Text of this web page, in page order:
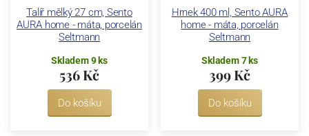
Talíř mělký 27 cm, Sento
AURA home - máta, porcelán
Seltmann
Skladem 9 ks
536 Kč
Do košíku
Hrnek 400 ml, Sento AURA
home - máta, porcelán
Seltmann
Skladem 7 ks
399 Kč
Do košíku